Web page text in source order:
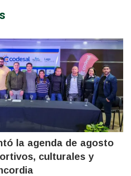
la agenda de agosto
culturales y